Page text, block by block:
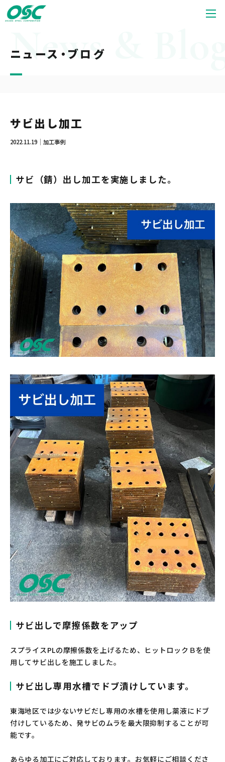
ニュース・ブログ
サビ出し加工
2022.11.19 加工事例
サビ（錆）出し加工を実施しました。
サビ出しで摩擦係数をアップ
スプライスPLの摩擦係数を上げるため、ヒットロックＢを使
用してサビ出しを施工しました。
サビ出し専用水槽でドブ漬けしています。
東海地区では少ないサビだし専用の水槽を使用し薬液にドブ
付けしているため、発サビのムラを最大限抑制することが可
能です。
あらゆる加工にご対応しております。お気軽にご相談くださ